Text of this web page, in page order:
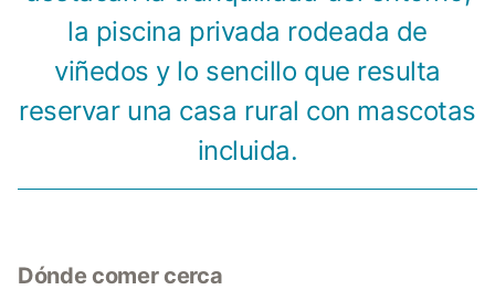
la piscina privada rodeada de
viñedos y lo sencillo que resulta
reservar una casa rural con mascotas
incluida.
Dónde comer cerca